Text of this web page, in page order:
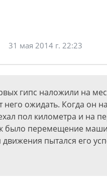
31 мая 2014 г. 22:23
гипс наложили на
него ожидать. Когда он
пол километра и на
было перемещение
пытался его